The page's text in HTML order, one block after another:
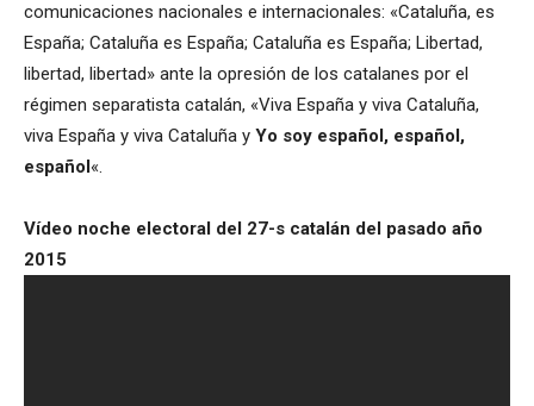
comunicaciones nacionales e internacionales: «Cataluña, es
España; Cataluña es España; Cataluña es España; Libertad,
libertad, libertad» ante la opresión de los catalanes por el
régimen separatista catalán, «Viva España y viva Cataluña,
viva España y viva Cataluña y Yo soy español, español,
español«.
Vídeo noche electoral del 27-s catalán del pasado año
2015